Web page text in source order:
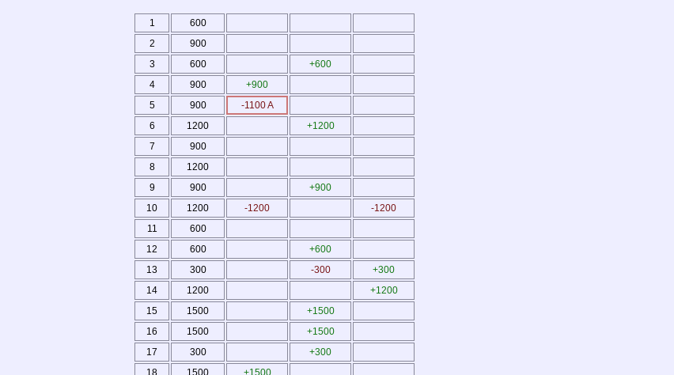
1
600
2
900
3
600
+600
4
900
+900
5
900
-1100 A
6
1200
+1200
7
900
8
1200
9
900
+900
10
1200 -1200
-1200
11
600
12
600
+600
13
300 -300
+300
14
1200
+1200
15
1500
+1500
16
1500
+1500
17
300
+300
18
1500
+1500